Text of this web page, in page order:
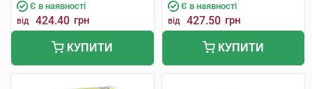
Є в наявності
від 424.40 грн
КУПИТИ
Є в наявності
від 427.50 грн
КУПИТИ